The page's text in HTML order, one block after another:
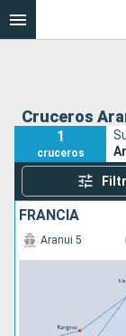
Cruceros
1
cruceros
FRANCIA
Aranui 5